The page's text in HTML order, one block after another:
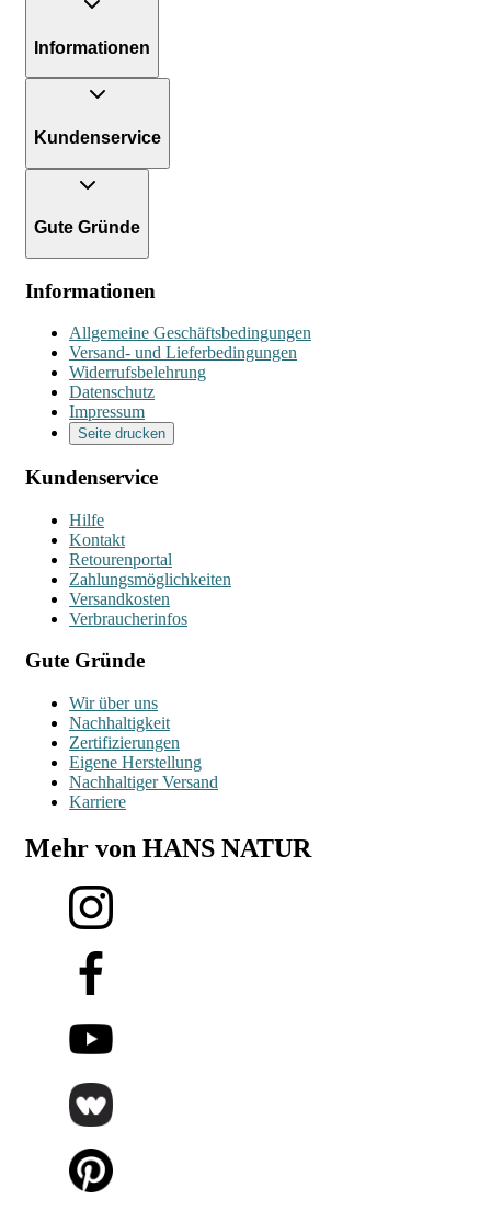
Informationen
Kundenservice
Gute Gründe
Informationen
Allgemeine Geschäftsbedingungen
Versand- und Lieferbedingungen
Widerrufsbelehrung
Datenschutz
Impressum
Seite drucken
Kundenservice
Hilfe
Kontakt
Retourenportal
Zahlungsmöglichkeiten
Versandkosten
Verbraucherinfos
Gute Gründe
Wir über uns
Nachhaltigkeit
Zertifizierungen
Eigene Herstellung
Nachhaltiger Versand
Karriere
Mehr von HANS NATUR